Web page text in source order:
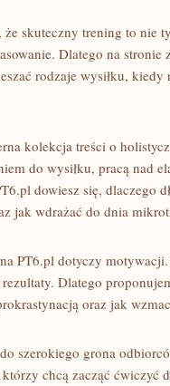
że skuteczny trening to nie
Dlatego na
rodzaje wysiłku,
kolekcja treści o
do wysiłku, pracą nad
dowiesz się, dlaczego
jak wdrażać do dnia
PT6.pl dotyczy
Dlatego
oraz jak
szerokiego grona
chcą zacząć ćwiczyć